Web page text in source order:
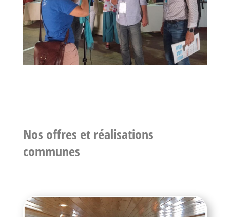
Nos offres et réalisations
communes